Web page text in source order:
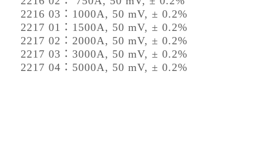
2216 03：1000A, 50 mV, ± 0.2%
2217 01：1500A, 50 mV, ± 0.2%
2217 02：2000A, 50 mV, ± 0.2%
2217 03：3000A, 50 mV, ± 0.2%
2217 04：5000A, 50 mV, ± 0.2%